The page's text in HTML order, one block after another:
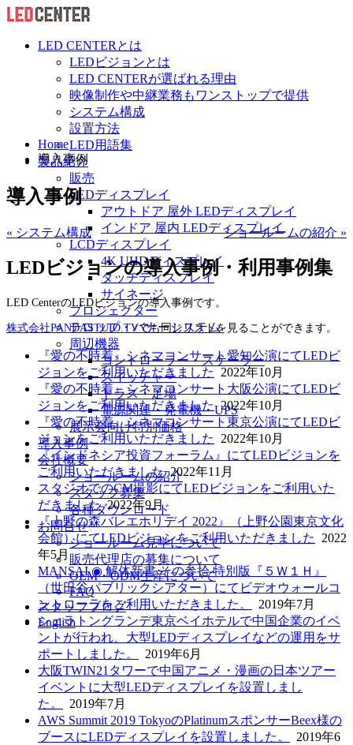
LED CENTERとは
LEDビジョンとは
LED CENTERが選ばれる理由
映像制作や中継業務もワンストップで提供
システム構成
設置方法
LED用語集
製品紹介
販売
LEDディスプレイ
アウトドア 屋外 LEDディスプレイ
インドア 屋内 LEDディスプレイ
LCDディスプレイ
4K UHDディスプレイ
タッチディスプレイ
サイネージ
プロジェクター
テロップ・バナーシステム
周辺機器
コントローラー・スケーラー
スイッチャー
トラス・足場
電源関連・発電機・UPS
展示会向け特別価格
導入事例
会社概要
ショールームの紹介
スタッフ募集
各種ダウンロード
お問合せ
ショールーム見学について
販売代理店の募集について
OEM・ODM生産について
FAQ
スタッフブログ
English
Home
導入事例
導入事例
« システム構成 ショールームの紹介 »
LEDビジョンの導入事例・利用事例集
LED CenterのLEDビジョンの導入事例です。
株式会社PANDASTUIO.TVでも同じリストを見ることができます。
『愛の不時着』シネマコンサート愛知公演にてLEDビ
ジョンをご利用いただきました
2022年10月
『愛の不時着』シネマコンサート大阪公演にてLEDビ
ジョンをご利用いただきました2022年10月
『愛の不時着』シネマコンサート東京公演にてLEDビ
ジョンをご利用いただきました
2022年10月
『インドネシア投資フォーラム』にてLEDビジョンを
ご利用いただきました2022年11月
スタジオでのCM撮影にてLEDビジョンをご利用いた
だきました2022年9月
『上野の森バレエホリデイ 2022』（上野公園東京文化
会館）にてLEDビジョンをご利用いただきました
2022
年5月
MANSAI ◉ 解体新書 その参拾 特別版『５Ｗ１Ｈ』
（世田谷パブリックシアター）にてビデオウォールコ
ントローラをご利用いただきました。
2019年7月
シェラトングランデ東京ベイホテルで中国企業のイベ
ントが行われ、大型LEDディスプレイなどの運用をサ
ポートしました。
2019年6月
大阪TWIN21タワーで中国アニメ・漫画の日本ツアー
イベントに大型LEDディスプレイを設置しまし
た。
2019年7月
AWS Summit 2019 TokyoのPlatinumスポンサーBeex様の
ブースにLEDディスプレイを設置しました。
2019年6